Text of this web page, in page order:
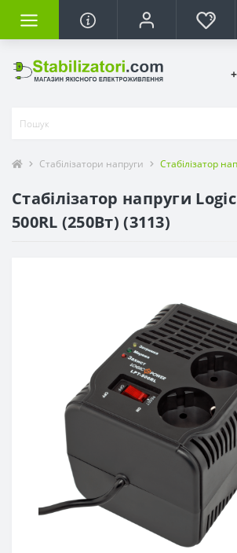
Стабілізатори напруги Стабілізатор
Стабілізатор напруги
500RL (250Вт) (3113)